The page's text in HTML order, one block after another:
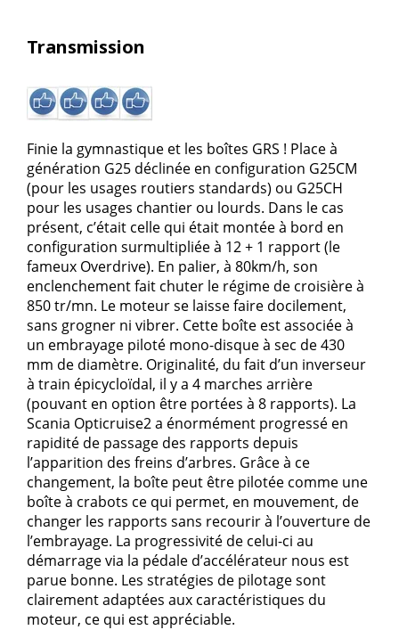
Transmission
Finie la gymnastique et les boîtes GRS ! Place à
génération G25 déclinée en configuration G25CM
(pour les usages routiers standards) ou G25CH
pour les usages chantier ou lourds. Dans le cas
présent, c’était celle qui était montée à bord en
configuration surmultipliée à 12 + 1 rapport (le
fameux Overdrive). En palier, à 80km/h, son
enclenchement fait chuter le régime de croisière à
850 tr/mn. Le moteur se laisse faire docilement,
sans grogner ni vibrer. Cette boîte est associée à
un embrayage piloté mono-disque à sec de 430
mm de diamètre. Originalité, du fait d’un inverseur
à train épicycloïdal, il y a 4 marches arrière
(pouvant en option être portées à 8 rapports). La
Scania Opticruise2 a énormément progressé en
rapidité de passage des rapports depuis
l’apparition des freins d’arbres. Grâce à ce
changement, la boîte peut être pilotée comme une
boîte à crabots ce qui permet, en mouvement, de
changer les rapports sans recourir à l’ouverture de
l’embrayage. La progressivité de celui-ci au
démarrage via la pédale d’accélérateur nous est
parue bonne. Les stratégies de pilotage sont
clairement adaptées aux caractéristiques du
moteur, ce qui est appréciable.